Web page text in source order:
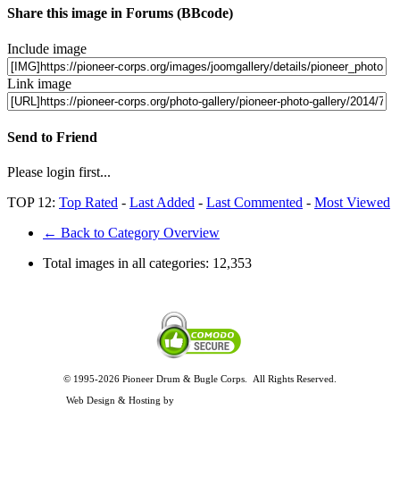
Share this image in Forums (BBcode)
Include image
Link image
Send to Friend
Please login first...
TOP 12: Top Rated - Last Added - Last Commented - Most Viewed
← Back to Category Overview
Total images in all categories: 12,353
© 1995-2026 Pioneer Drum & Bugle Corps. All Rights Reserved.
Web Design & Hosting by